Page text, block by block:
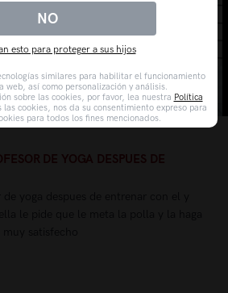
DE YOGA DESPUES DE
NO
esto para proteger a sus hijos
similares para habilitar el funcionamiento
web, así como personalización y análisis.
sobre las cookies, por favor, lea nuestra Política
cookies, nos da su consentimiento expreso para
para todos los fines mencionados.